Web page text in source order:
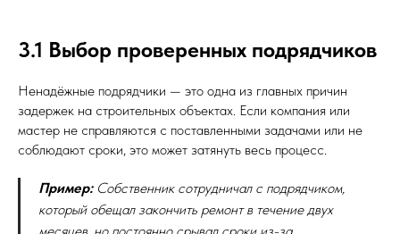
3.1 Выбор проверенных подрядчиков
Ненадёжные подрядчики — это одна из главных причин
задержек на строительных объектах. Если компания или
мастер не справляются с поставленными задачами или не
соблюдают сроки, это может затянуть весь процесс.
Пример:Собственник сотрудничал с подрядчиком,
который обещал закончить ремонт в течение двух